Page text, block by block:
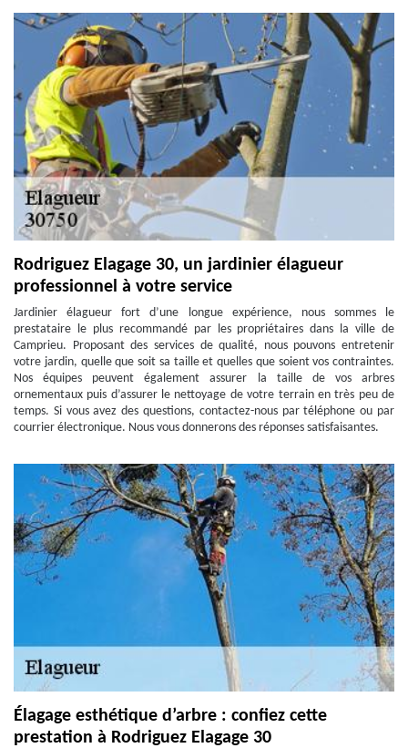
Rodriguez Elagage 30, un jardinier élagueur
professionnel à votre service
Jardinier élagueur fort d’une longue expérience, nous sommes le
prestataire le plus recommandé par les propriétaires dans la ville de
Camprieu. Proposant des services de qualité, nous pouvons entretenir
votre jardin, quelle que soit sa taille et quelles que soient vos contraintes.
Nos équipes peuvent également assurer la taille de vos arbres
ornementaux puis d’assurer le nettoyage de votre terrain en très peu de
temps. Si vous avez des questions, contactez-nous par téléphone ou par
courrier électronique. Nous vous donnerons des réponses satisfaisantes.
Élagage esthétique d’arbre : confiez cette
prestation à Rodriguez Elagage 30